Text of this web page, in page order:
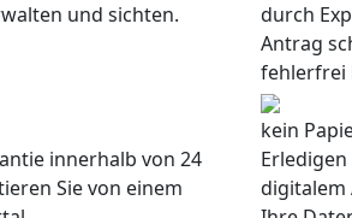
und sichten.
durch
Antrag
fehlerfrei
innerhalb von 24
Sie von einem
kein
digitalem